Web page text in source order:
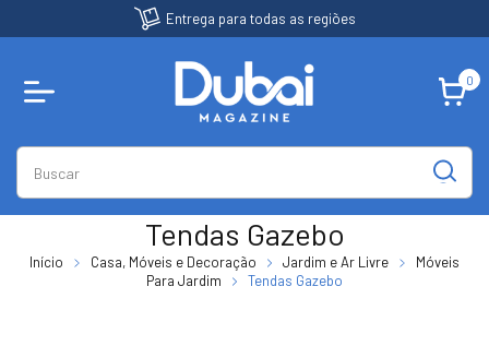
Entrega para todas as regiões
0
Tendas Gazebo
Início Casa, Móveis e Decoração Jardim e Ar Livre
Móveis
Para Jardim
Tendas Gazebo